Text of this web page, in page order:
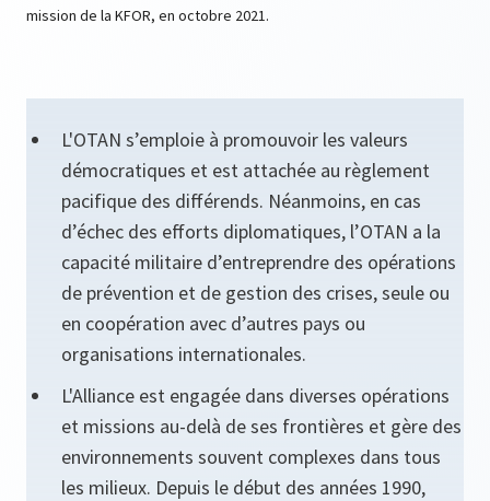
mission de la KFOR, en octobre 2021.
L'OTAN s’emploie à promouvoir les valeurs
démocratiques et est attachée au règlement
pacifique des différends. Néanmoins, en cas
d’échec des efforts diplomatiques, l’OTAN a la
capacité militaire d’entreprendre des opérations
de prévention et de gestion des crises, seule ou
en coopération avec d’autres pays ou
organisations internationales.
L'Alliance est engagée dans diverses opérations
et missions au-delà de ses frontières et gère des
environnements souvent complexes dans tous
les milieux. Depuis le début des années 1990,